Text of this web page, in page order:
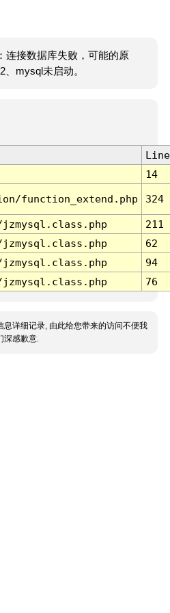
连接数据库失败，可能的原
mysql未启动。
Line
14
function_extend.php 324
211
62
94
76
息详细记录, 由此给您带来的访问不便我
深感歉意.